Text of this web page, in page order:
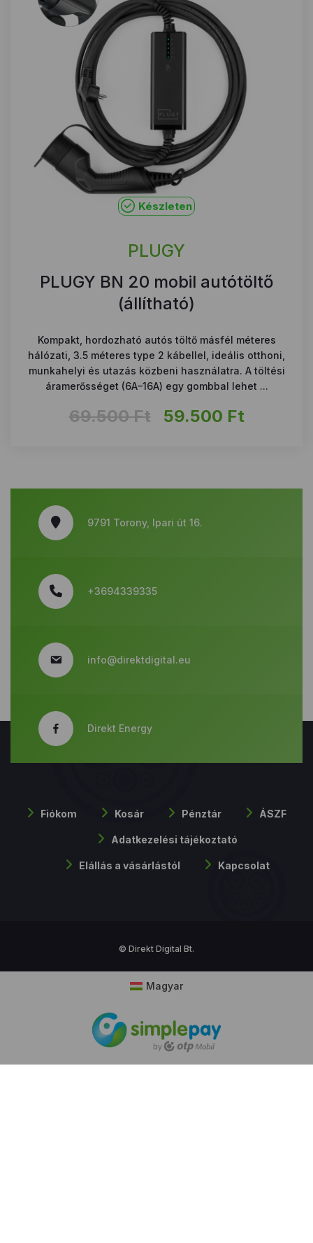
Készleten
PLUGY
PLUGY BN 20 mobil autótöltő
(állítható)
Kompakt, hordozható autós töltő másfél méteres
hálózati, 3.5 méteres type 2 kábellel, ideális otthoni,
munkahelyi és utazás közbeni használatra. A töltési
áramerősséget (6A–16A) egy gombbal lehet ...
69.500Ft Original
59.500 Ft
9791 Torony, Ipari út 16.
+3694339335
info@direktdigital.eu
Direkt Energy
Fiókom Kosár Pénztár ÁSZF
Adatkezelési tájékoztató
Elállás a vásárlástól Kapcsolat
© Direkt Digital Bt.
Magyar